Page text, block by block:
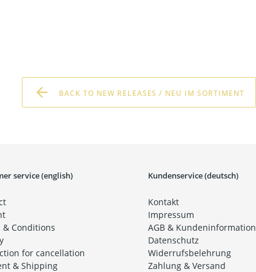
BACK TO NEW RELEASES / NEU IM SORTIMENT
service (english)
& Conditions
for cancellation
& Shipping
Kundenservice (deutsch)
Kontakt
Impressum
AGB & Kundeninformation
Datenschutz
Widerrufsbelehrung
Zahlung & Versand